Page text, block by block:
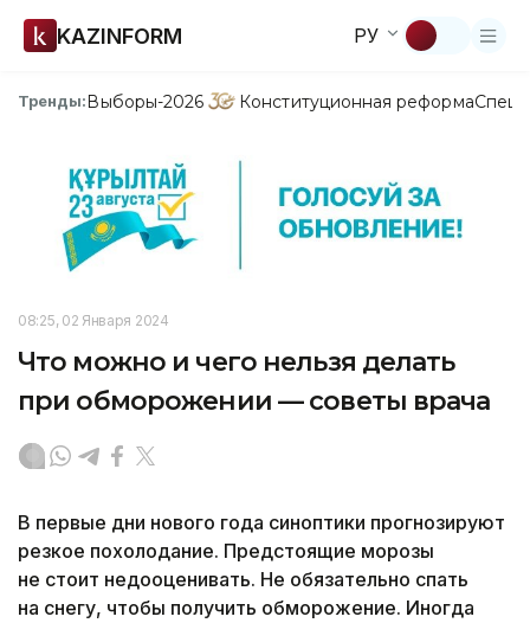
KAZINFORM РУ
Тренды:Выборы-2026 Конституционная реформа
08:25, 02 Января 2024
Что можно и чего нельзя делать
при обморожении — советы врача
В первые дни нового года синоптики прогнозируют
резкое похолодание. Предстоящие морозы
не стоит недооценивать. Не обязательно спать
на снегу, чтобы получить обморожение. Иногда